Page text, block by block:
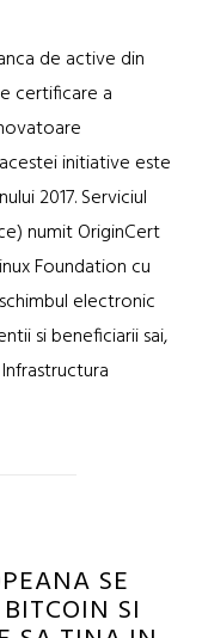
de active din
certificare a
initiative este
2017. Serviciul
numit OriginCert
Foundation cu
electronic
si beneficiarii sai,
SE
SI